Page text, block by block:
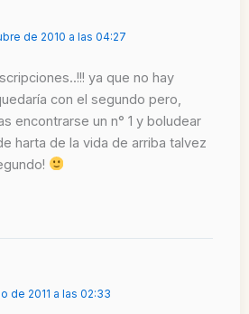
de 2010 a las 04:27
ya que no hay
con el segundo pero,
encontrarse un n° 1 y boludear
harta de la vida de arriba talvez
de 2011 a las 02:33